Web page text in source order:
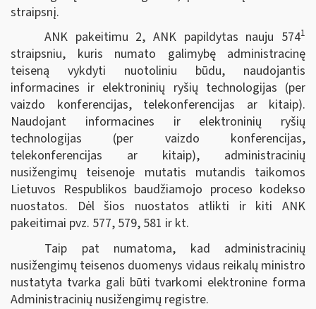
straipsnį.
ANK pakeitimu 2, ANK papildytas nauju 5741
straipsniu, kuris numato galimybę administracinę
teiseną vykdyti nuotoliniu būdu, naudojantis
informacines ir elektroninių ryšių technologijas (per
vaizdo konferencijas, telekonferencijas ar kitaip).
Naudojant informacines ir elektroninių ryšių
technologijas (per vaizdo konferencijas,
telekonferencijas ar kitaip), administracinių
nusižengimų teisenoje mutatis mutandis taikomos
Lietuvos Respublikos baudžiamojo proceso kodekso
nuostatos. Dėl šios nuostatos atlikti ir kiti ANK
pakeitimai pvz. 577, 579, 581 ir kt.
Taip pat numatoma, kad administracinių
nusižengimų teisenos duomenys vidaus reikalų ministro
nustatyta tvarka gali būti tvarkomi elektronine forma
Administracinių nusižengimų registre.